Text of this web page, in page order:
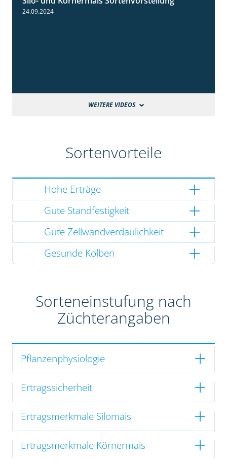
24.09.2024
WEITERE VIDEOS
Sortenvorteile
Hohe Erträge
Gute Standfestigkeit
Gute Zellwandverdaulichkeit
Gesunde Kolben
Sorteneinstufung nach
Züchterangaben
Pflanzenphysiologie
Ertragssicherheit
Ertragsmerkmale Silomais
Ertragsmerkmale Körnermais